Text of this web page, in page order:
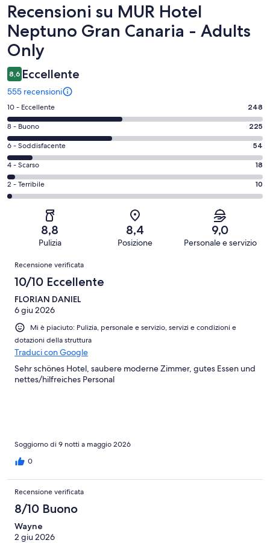
Recensioni
Recensioni su MUR Hotel
Neptuno Gran Canaria - Adults
Only
8,6 Eccellente
555 recensioni
Valutazione
di
10
-
Eccellente.
248
su
555
recensioni
10 - Eccellente 248
Valutazione
di
8
-
Buono.
225
su
recensioni
8 - Buono 225
Valutazione
di
6
-
Soddisfacente.
recensioni
6 - Soddisfacente 54
Valutazione
di
4
recensioni
4 - Scarso 18
Valutazione
di
Terribile.
su
recensioni
2 - Terribile 10
8,8
Pulizia
8,4
Posizione
9,0
Personale e servizio
Recensioni
Recensione verificata
10/10 Eccellente
FLORIAN DANIEL
6 giu 2026
Mi è piaciuto: Pulizia, personale e servizio, servizi e condizioni e
dotazioni della struttura
Traduci con Google
Sehr schönes Hotel, saubere moderne Zimmer, gutes Essen und
nettes/hilfreiches Personal
Soggiorno di 9 notti a maggio 2026
0
Recensione verificata
8/10 Buono
Wayne
2 giu 2026